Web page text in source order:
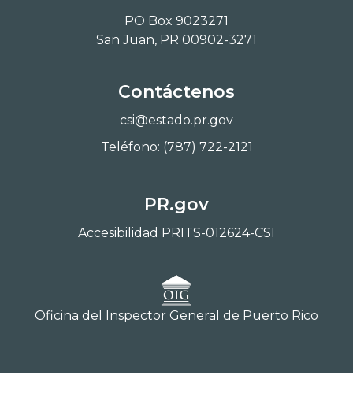
PO Box 9023271
San Juan, PR 00902-3271
Contáctenos
csi@estado.pr.gov
Teléfono: (787) 722-2121
PR.gov
Accesibilidad PRITS-012624-CSI
Oficina del Inspector General de Puerto Rico